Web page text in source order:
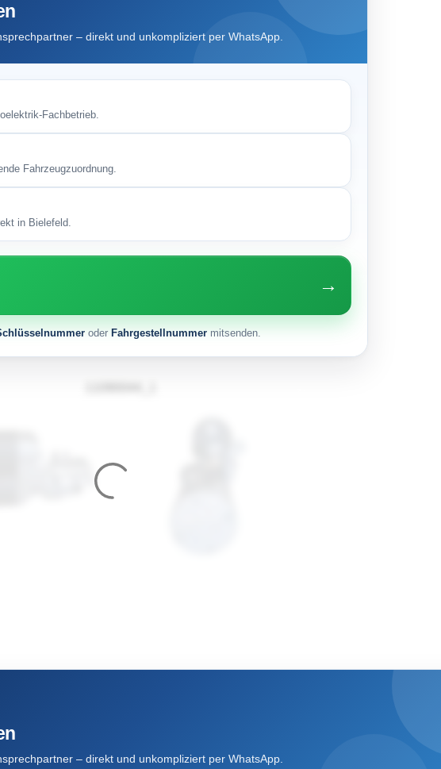
– direkt und unkompliziert per WhatsApp.
Fachbetrieb.
Fahrzeugzuordnung.
in Bielefeld.
→
oder Fahrgestellnummer mitsenden.
– direkt und unkompliziert per WhatsApp.